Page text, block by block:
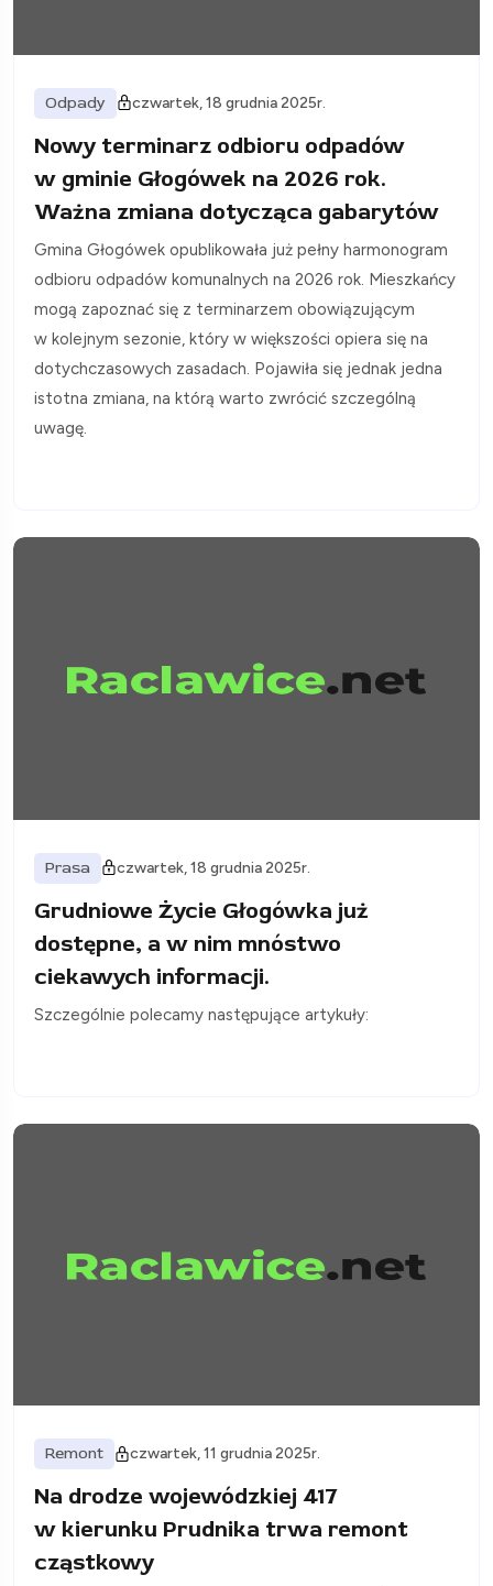
Odpady czwartek, 18 grudnia 2025r.
Nowy terminarz odbioru odpadów
w gminie Głogówek na 2026 rok.
Ważna zmiana dotycząca gabarytów
Gmina Głogówek opublikowała już pełny harmonogram
odbioru odpadów komunalnych na 2026 rok. Mieszkańcy
mogą zapoznać się z terminarzem obowiązującym
w kolejnym sezonie, który w większości opiera się na
dotychczasowych zasadach. Pojawiła się jednak jedna
istotna zmiana, na którą warto zwrócić szczególną
uwagę.
Prasa czwartek, 18 grudnia 2025r.
Grudniowe Życie Głogówka już
dostępne, a w nim mnóstwo
ciekawych informacji.
Szczególnie polecamy następujące artykuły:
Remont czwartek, 11 grudnia 2025r.
Na drodze wojewódzkiej 417
w kierunku Prudnika trwa remont
cząstkowy